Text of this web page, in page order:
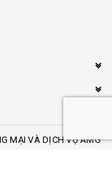
MẠI VÀ DỊCH VỤ AMG